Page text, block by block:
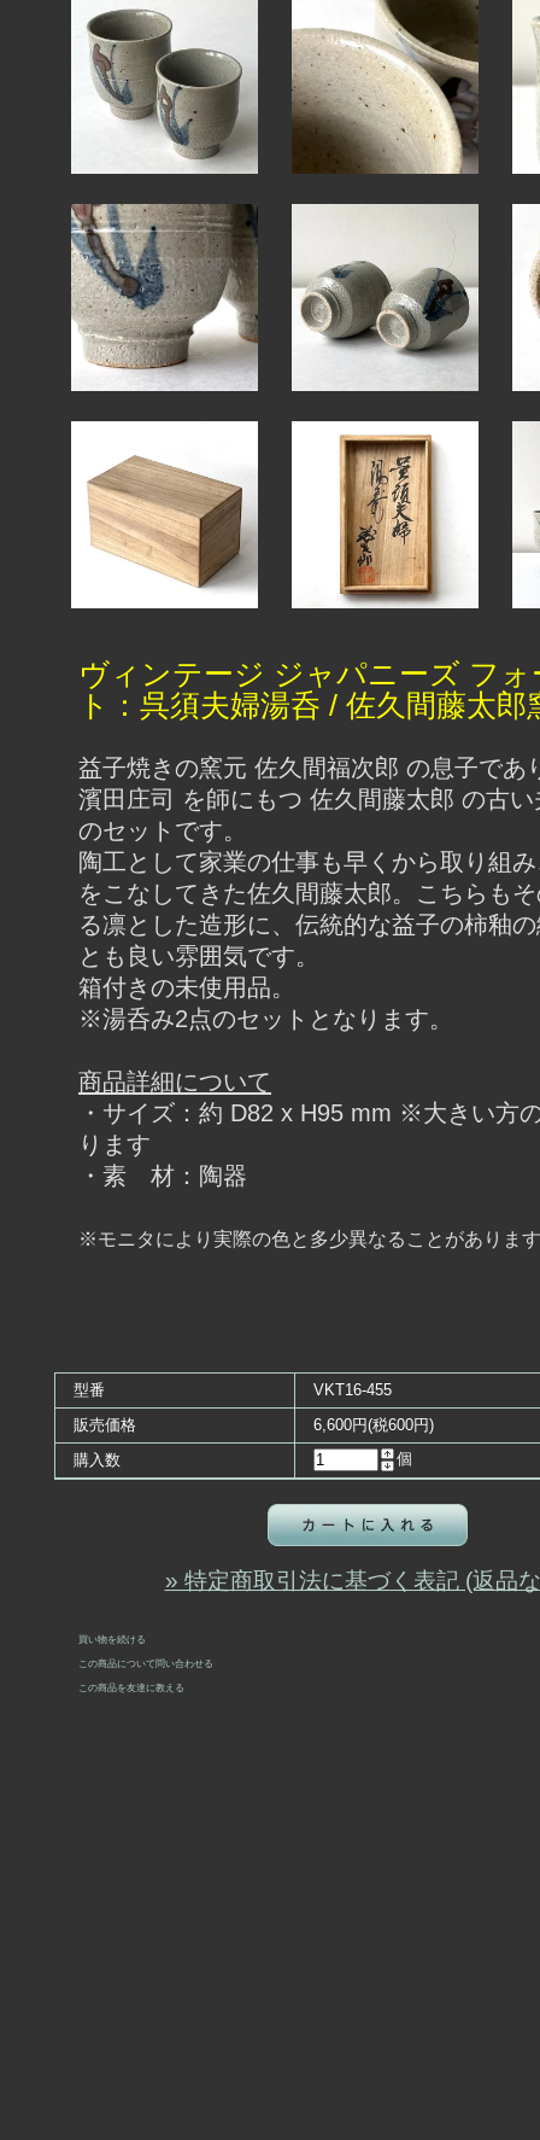
ヴィンテージ ジャパニーズ フォ
ト：呉須夫婦湯呑 / 佐久間藤太郎
益子焼きの窯元 佐久間福次郎 の息子であ
濱田庄司 を師にもつ 佐久間藤太郎 の古
のセットです。
陶工として家業の仕事も早くから取り組
をこなしてきた佐久間藤太郎。こちらも
る凛とした造形に、伝統的な益子の柿釉
とも良い雰囲気です。
箱付きの未使用品。
※湯呑み2点のセットとなります。
商品詳細について
・サイズ：約 D82 x H95 mm ※大きい方
ります
・素 材：陶器
※モニタにより実際の色と多少異なることがありま
型番
VKT16-455
販売価格
6,600円(税600円)
購入数
個
» 特定商取引法に基づく表記 (返品
買い物を続ける
この商品について問い合わせる
この商品を友達に教える